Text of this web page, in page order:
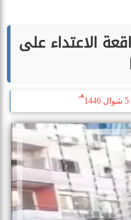
الاعتداء على
5 شوال 1446
هـ